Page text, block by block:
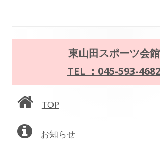
ゲ
シ
ョ
ン
ン
サ
イ
東山田スポーツ会館
TEL ：045-593-
TOP
お知らせ